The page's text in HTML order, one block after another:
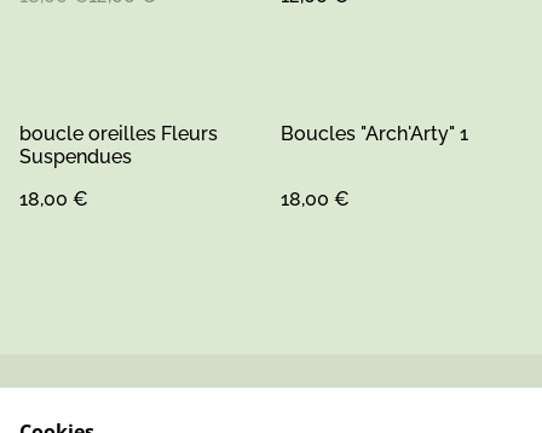
boucle oreilles Fleurs
Suspendues
18,00 €
Boucles "Arch'Arty" 1
18,00 €